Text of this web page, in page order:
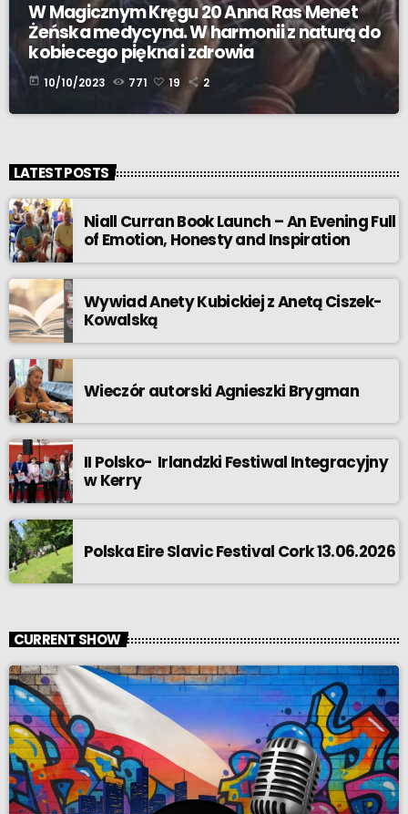
W Magicznym Kręgu 20 Anna Ras Menet
Żeńska medycyna. W harmonii z naturą do
kobiecego piękna i zdrowia
today 10/10/2023 771 19 2
LATEST POSTS
Niall Curran Book Launch – An Evening Full
of Emotion, Honesty and Inspiration
Wywiad Anety Kubickiej z Anetą Ciszek-
Kowalską
Wieczór autorski Agnieszki Brygman
II Polsko- Irlandzki Festiwal Integracyjny
w Kerry
Polska Eire Slavic Festival Cork 13.06.2026
CURRENT SHOW